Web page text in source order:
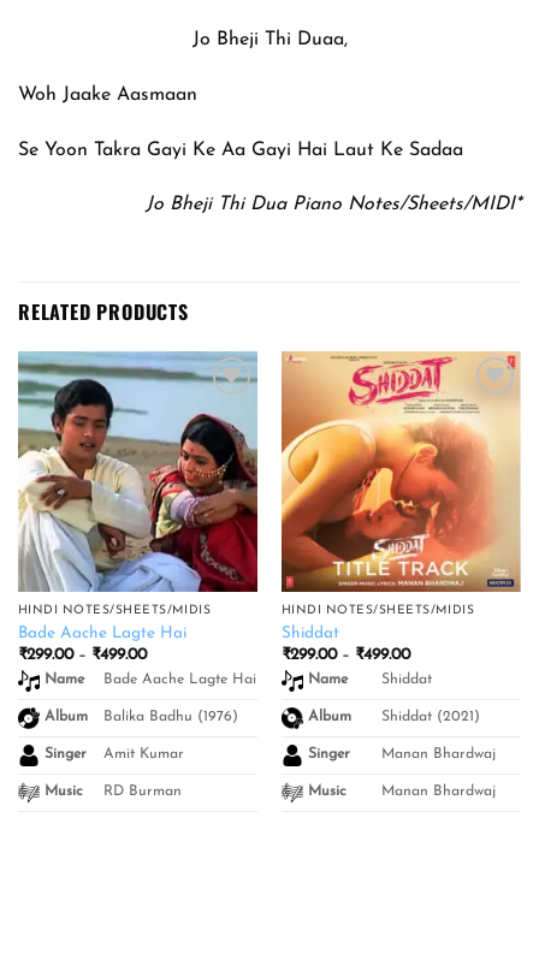
Jo Bheji Thi Duaa,
Woh Jaake Aasmaan
Se Yoon Takra Gayi Ke Aa Gayi Hai Laut Ke Sadaa
Jo Bheji Thi Dua Piano Notes/Sheets/MIDI*
RELATED PRODUCTS
Add to
wishlist
HINDI NOTES/SHEETS/MIDIS
Bade Aache Lagte Hai
₹299.00 – ₹499.00Price
range:
₹299.00
₹499.00
Name Bade Aache Lagte Hai
Album Balika Badhu (1976)
Singer Amit Kumar
Music RD Burman
Add to
wishlist
HINDI NOTES/SHEETS/MIDIS
Shiddat
₹299.00 – ₹499.00Price
range:
₹299.00
₹499.00
Name Shiddat
Album Shiddat (2021)
Singer Manan Bhardwaj
Music Manan Bhardwaj